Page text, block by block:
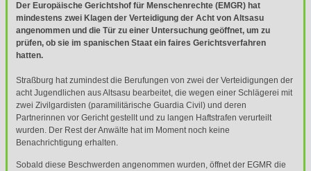
Der Europäische Gerichtshof für Menschenrechte (EMGR) hat
mindestens zwei Klagen der Verteidigung der Acht von Altsasu
angenommen und die Tür zu einer Untersuchung geöffnet, um zu
prüfen, ob sie im spanischen Staat ein faires Gerichtsverfahren
hatten.
Straßburg hat zumindest die Berufungen von zwei der Verteidigungen der
acht Jugendlichen aus Altsasu bearbeitet, die wegen einer Schlägerei mit
zwei Zivilgardisten (paramilitärische Guardia Civil) und deren
Partnerinnen vor Gericht gestellt und zu langen Haftstrafen verurteilt
wurden. Der Rest der Anwälte hat im Moment noch keine
Benachrichtigung erhalten.
Sobald diese Beschwerden angenommen wurden, öffnet der EGMR die